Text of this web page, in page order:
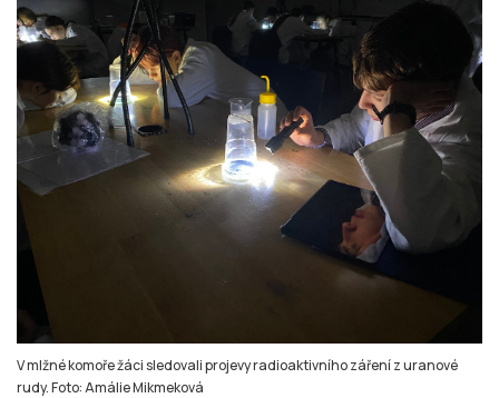
V mlžné komoře žáci sledovali projevy radioaktivního záření z uranové
rudy. Foto: Amálie Mikmeková